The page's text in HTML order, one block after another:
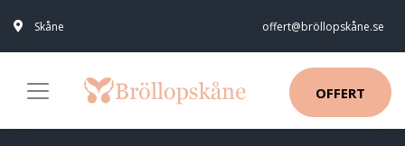
Skåne offert@bröllopskåne.se
OFFERT